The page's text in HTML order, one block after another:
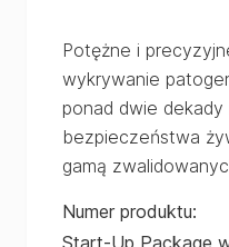
Potężne i
wykrywanie
ponad dwie
bezpieczeństwa
gamą
Numer produktu:
Start-Up Package